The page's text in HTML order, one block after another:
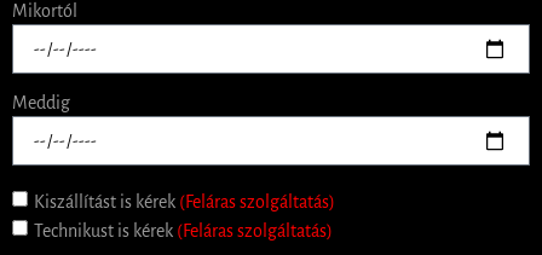
Mikortól
Meddig
Kiszállítást is kérek (Feláras szolgáltatás)
Technikust is kérek (Feláras szolgáltatás)